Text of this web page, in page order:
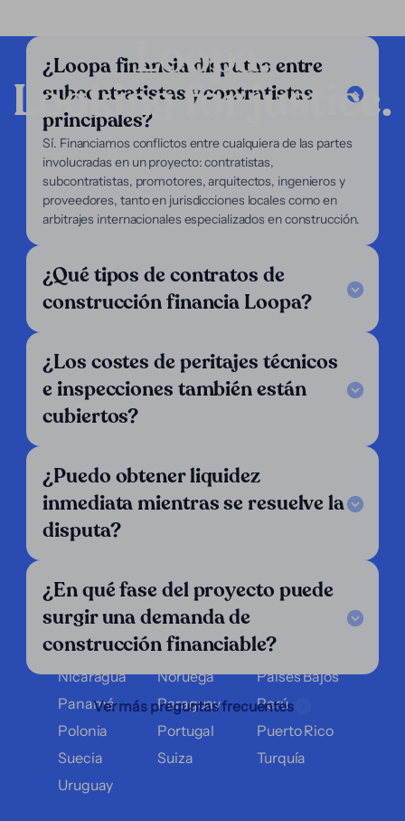
¿Loopa financia disputas entre
subcontratistas y contratistas
principales?
Sí. Financiamos conflictos entre cualquiera de las partes
involucradas en un proyecto: contratistas,
subcontratistas, promotores, arquitectos, ingenieros y
proveedores, tanto en jurisdicciones locales como en
arbitrajes internacionales especializados en construcción.
¿Qué tipos de contratos de
construcción financia Loopa?
¿Los costes de peritajes técnicos
e inspecciones también están
cubiertos?
¿Puedo obtener liquidez
inmediata mientras se resuelve la
disputa?
¿En qué fase del proyecto puede
surgir una demanda de
construcción financiable?
Ver más preguntas frecuentes
Loopa.
Looking for justice.
Compañía
Servicios
Enfoque
Nosotros
Abogados
Demandantes
Legal Notice
FAQ
Nuestro criterio
Síguenos
LinkedIn
Operamos en:
Bélgica
Bolivia
Brasil
Chile
Colombia
Costa Rica
Croacia
Francia
Grecia
Guatemala
Honduras
Hungría
Italia
Luxemburgo
México
Nicaragua
Noruega
Países Bajos
Panamá
Paraguay
Perú
Polonia
Portugal
Puerto Rico
Suecia
Suiza
Turquía
Uruguay